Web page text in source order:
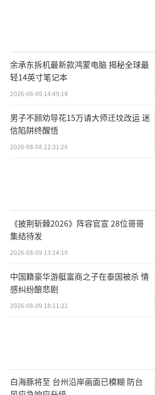
余承东拆机最新款鸿蒙电脑 揭秘全球最
轻14英寸笔记本
2026-08-09 14:49:18
男子不顾劝导花15万请大师迁坟改运 迷
信陷阱终醒悟
2026-08-08 22:31:26
《披荆斩棘2026》阵容官宣 28位哥哥
集结待发
2026-08-09 13:14:10
中国籍豪华游艇富商之子在泰国被杀 情
感纠纷酿悲剧
2026-08-09 18:11:21
白海豚将至 台州沿岸画面已模糊 防台